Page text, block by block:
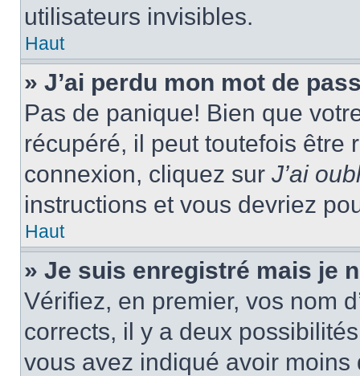
utilisateurs invisibles.
Haut
» J’ai perdu mon mot de
Pas de panique! Bien que
récupéré, il peut toutefois être
connexion, cliquez sur J’ai
instructions et vous devriez
Haut
» Je suis enregistré mais je
Vérifiez, en premier, vos nom
corrects, il y a deux
vous avez indiqué avoir moins